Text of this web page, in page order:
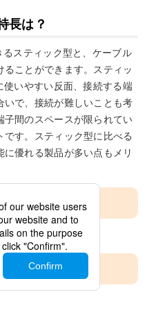
長は？
スティック型と、ケーブル
ことができます。スティッ
いやすい反面、接続する端
で、接続が難しいことも考
間のスペースが限られてい
す。スティック型に比べる
優れる製品が多い点もメリ